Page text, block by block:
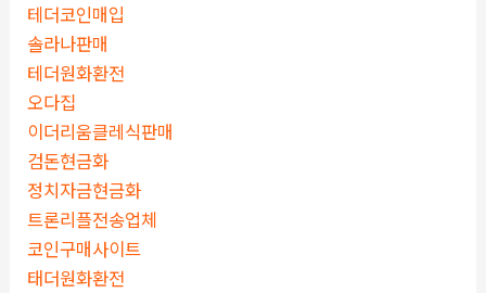
테더코인매입
솔라나판매
테더원화환전
오다집
이더리움클레식판매
검돈현금화
정치자금현금화
트론리플전송업체
코인구매사이트
태더원화환전